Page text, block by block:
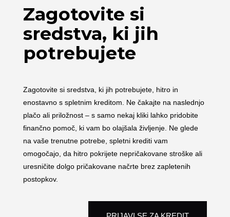
Zagotovite si
sredstva, ki jih
potrebujete
Zagotovite si sredstva, ki jih potrebujete, hitro in
enostavno s spletnim kreditom. Ne čakajte na naslednjo
plačo ali priložnost – s samo nekaj kliki lahko pridobite
finančno pomoč, ki vam bo olajšala življenje. Ne glede
na vaše trenutne potrebe, spletni krediti vam
omogočajo, da hitro pokrijete nepričakovane stroške ali
uresničite dolgo pričakovane načrte brez zapletenih
postopkov.